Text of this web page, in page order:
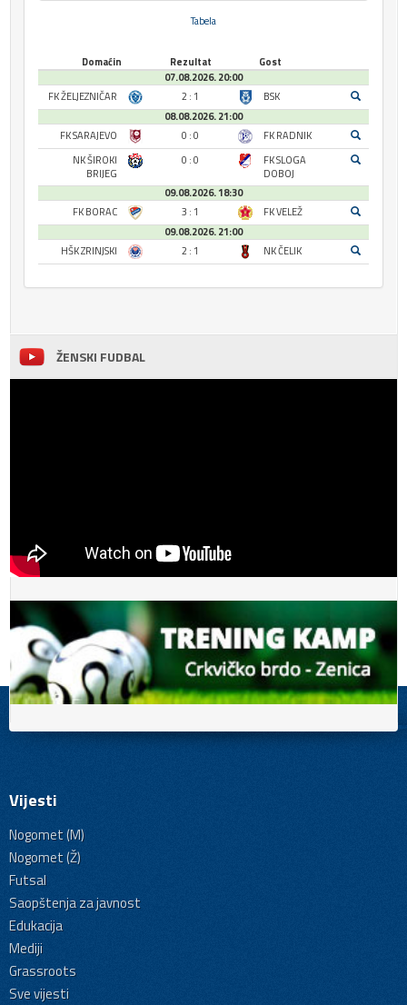
Tabela
Domaćin Rezultat
Gost
07.08.2026. 20:00
FK ŽELJEZNIČAR
2 : 1
BSK
08.08.2026. 21:00
FK SARAJEVO
0 : 0
FK RADNIK
NK ŠIROKI
BRIJEG
0 : 0
FK SLOGA
DOBOJ
09.08.2026. 18:30
FK BORAC
3 : 1
FK VELEŽ
09.08.2026. 21:00
HŠK ZRINJSKI
2 : 1 NK ČELIK
ŽENSKI FUDBAL
Vijesti
Nogomet (M)
Nogomet (Ž)
Futsal
Saopštenja za javnost
Edukacija
Mediji
Grassroots
Sve vijesti